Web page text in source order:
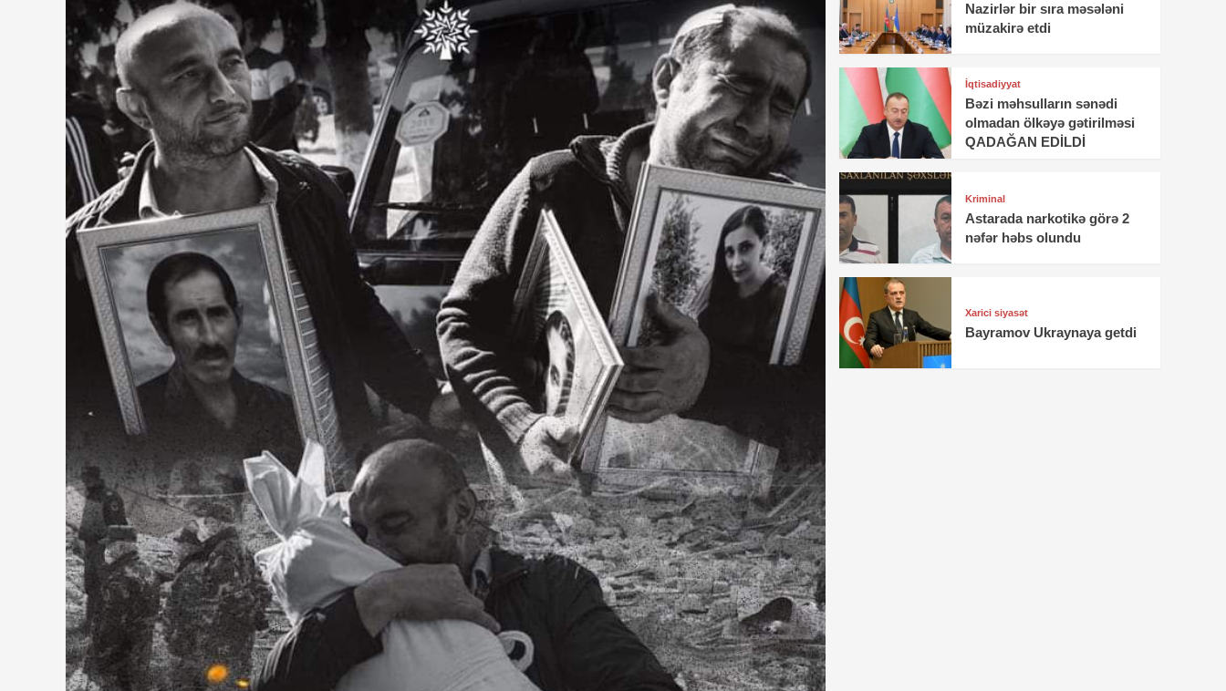
Nazirlər bir sıra məsələni
müzakirə etdi
İqtisadiyyat
Bəzi məhsulların sənədi
olmadan ölkəyə gətirilməsi
QADAĞAN EDİLDİ
Kriminal
Astarada narkotikə görə 2
nəfər həbs olundu
Xarici siyasət
Bayramov Ukraynaya getdi